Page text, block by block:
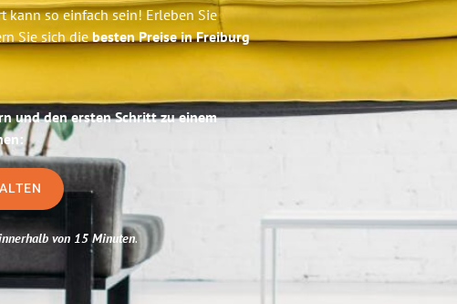
kann so einfach sein! Erleben Sie
Sie sich diebesten Preise in Freiburg
und den ersten Schritt zu einem
von 15 Minuten.